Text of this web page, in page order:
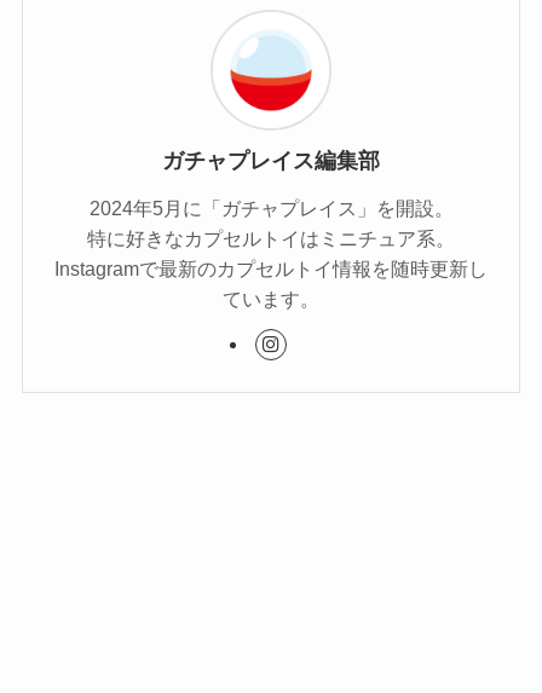
ガチャプレイス編集部
2024年5月に「ガチャプレイス」を開設。
特に好きなカプセルトイはミニチュア系。
Instagramで最新のカプセルトイ情報を随時更新し
ています。